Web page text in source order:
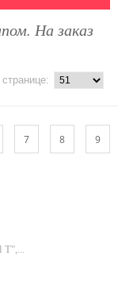
На заказ
7 8 9
T",...